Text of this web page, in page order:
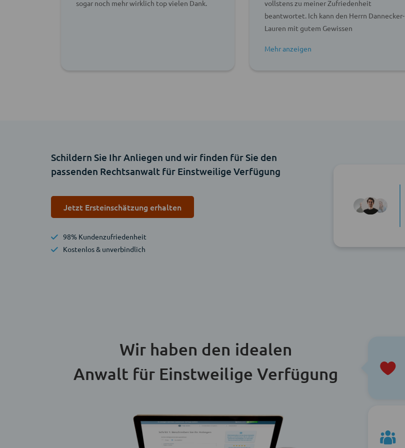
sogar noch mehr wirklich top vielen Dank.
vollstens zu meiner Zufriedenheit
beantwortet. Ich kann den Herrn Dannecker-
Lauren mit gutem Gewissen
Schildern Sie Ihr Anliegen und wir finden für Sie den
passenden Rechtsanwalt für Einstweilige Verfügung
Jetzt Ersteinschätzung erhalten
98% Kundenzufriedenheit
Kostenlos & unverbindlich
Wir haben den idealen
Anwalt für Einstweilige Verfügung